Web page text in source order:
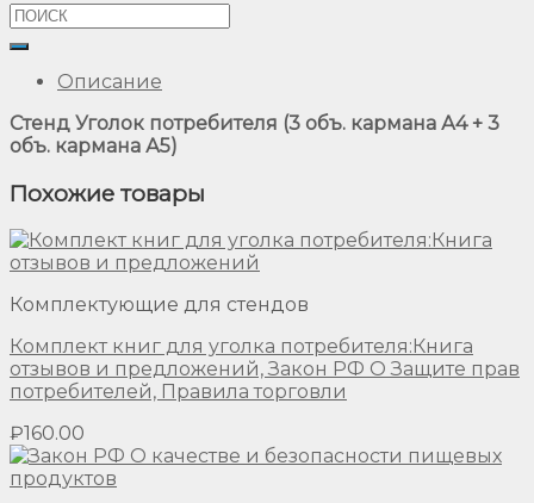
Описание
Стенд Уголок потребителя (3 объ. кармана А4 + 3
объ. кармана А5)
Похожие товары
Комплектующие для стендов
Комплект книг для уголка потребителя:Книга
отзывов и предложений, Закон РФ О Защите прав
потребителей, Правила торговли
₽160.00